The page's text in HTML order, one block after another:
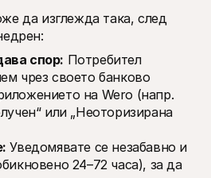
да изглежда така, след
спор: Потребител
чрез своето банково
на Wero (напр.
или „Неоторизирана
Уведомявате се незабавно и
24–72 часа), за да